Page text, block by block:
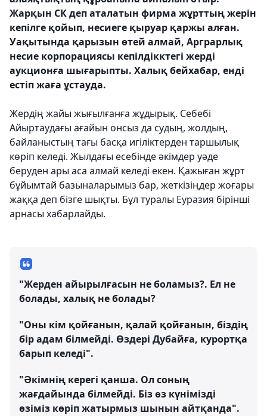
Жарқын СК деп аталатын фирма жұрттың жерін
кепілге қойып, несиеге қыруар қаржы алған.
Уақытында қарызын өтей алмай, Арграрлық
несие корпорациясы кепілдікктегі жерді
аукционға шығарыпты. Халық бейхабар, енді
естіп жаға ұстауда.
Жердің жайы жығылғанға жұдырық. Себебі
Айыртаудағы ағайын онсыз да судың, жолдың,
байланыстың тағы басқа игіліктерден таршылық
көріп келеді. Жылдағы есебінде әкімдер уәде
беруден ары аса алмай келеді екен. Қажыған жұрт
бұйымтай базыналарымыз бар, жеткізіңдер жоғары
жаққа деп бізге шықты. Бұл туралы Еуразия бірінші
арнасы хабарлайды.
"Жерден айырылғасын не боламыз?. Ел не
болады, халық не болады?
"Оны кім қойғанын, қалай қойғанын, біздің
бір адам білмейді. Өздері Дубайға, курортқа
барып келеді".
"Әкімнің керегі қанша. Ол соның
жағдайында білмейді. Біз өз күнімізді
өзіміз көріп жатырмыз шынын айтқанда".